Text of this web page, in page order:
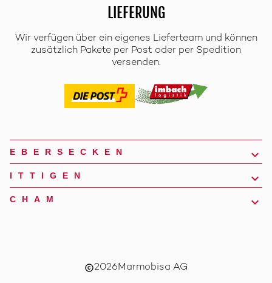
LIEFERUNG
Wir verfügen über ein eigenes Lieferteam und können
zusätzlich Pakete per Post oder per Spedition
versenden.
EBERSECKEN
ITTIGEN
CHAM
copyright2026Marmobisa AG